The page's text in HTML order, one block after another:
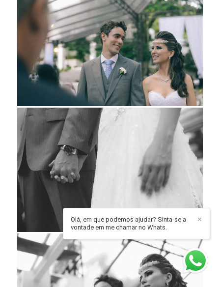
✕
Olá, em que podemos ajudar? Sinta-se a
vontade em me chamar no Whats.